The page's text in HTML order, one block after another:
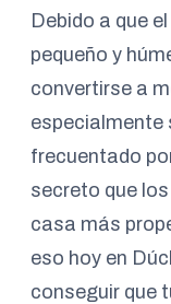
Debido a que
pequeño y
convertirse a
especialmente
frecuentado
secreto que
casa más
eso hoy en
conseguir que